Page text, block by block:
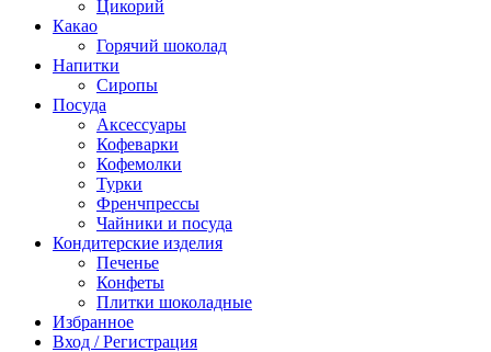
Цикорий
Какао
Горячий шоколад
Напитки
Сиропы
Посуда
Аксессуары
Кофеварки
Кофемолки
Турки
Френчпрессы
Чайники и посуда
Кондитерские изделия
Печенье
Конфеты
Плитки шоколадные
Избранное
Вход / Регистрация